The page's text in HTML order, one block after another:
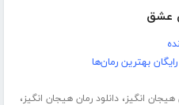
عشق
رایگان بهترین رمان‌ها
هیجان انگیز،دانلود رمان هیجان انگیز،